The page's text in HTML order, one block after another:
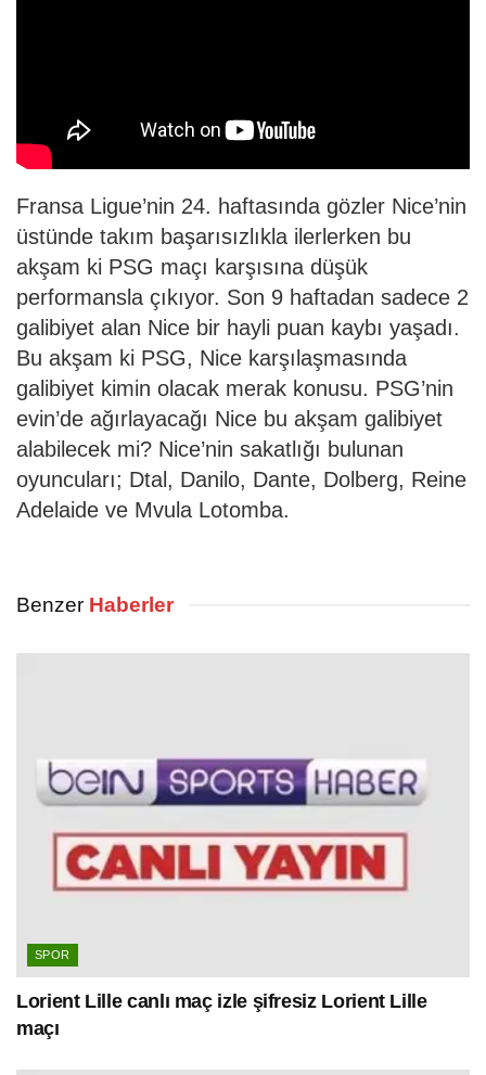
Fransa Ligue’nin 24. haftasında gözler Nice’nin
üstünde takım başarısızlıkla ilerlerken bu
akşam ki PSG maçı karşısına düşük
performansla çıkıyor. Son 9 haftadan sadece 2
galibiyet alan Nice bir hayli puan kaybı yaşadı.
Bu akşam ki PSG, Nice karşılaşmasında
galibiyet kimin olacak merak konusu. PSG’nin
evin’de ağırlayacağı Nice bu akşam galibiyet
alabilecek mi? Nice’nin sakatlığı bulunan
oyuncuları; Dtal, Danilo, Dante, Dolberg, Reine
Adelaide ve Mvula Lotomba.
Benzer Haberler
SPOR
Lorient Lille canlı maç izle şifresiz Lorient Lille
maçı